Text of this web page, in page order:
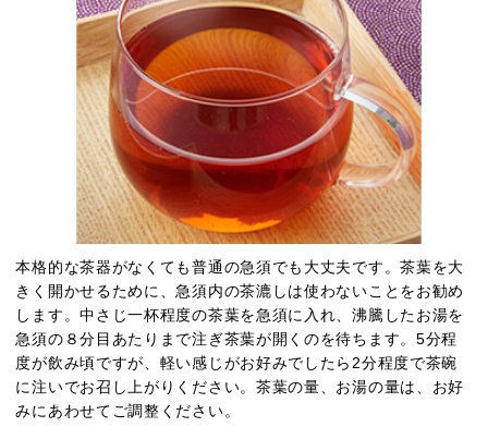
本格的な茶器がなくても普通の急須でも大丈夫です。茶葉を大
きく開かせるために、急須内の茶漉しは使わないことをお勧め
します。中さじ一杯程度の茶葉を急須に入れ、沸騰したお湯を
急須の８分目あたりまで注ぎ茶葉が開くのを待ちます。5分程
度が飲み頃ですが、軽い感じがお好みでしたら2分程度で茶碗
に注いでお召し上がりください。茶葉の量、お湯の量は、お好
みにあわせてご調整ください。